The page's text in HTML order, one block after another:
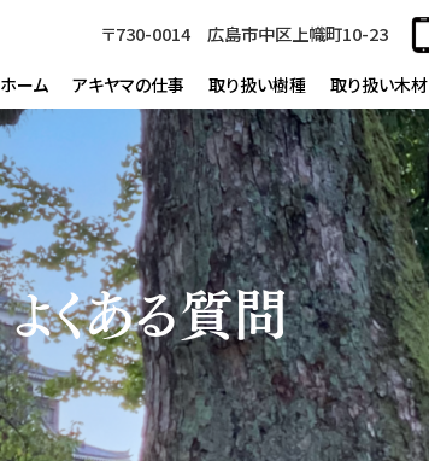
〒730-0014 広島市中区上幟町10-23
ホーム アキヤマの仕事 取り扱い樹種 取り扱い木材
よくある質問